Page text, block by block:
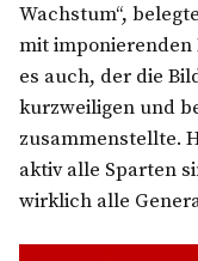
Wachstum“,
mit
es auch, der die
kurzweiligen und
zusammenstellte.
aktiv alle Sparten
wirklich alle